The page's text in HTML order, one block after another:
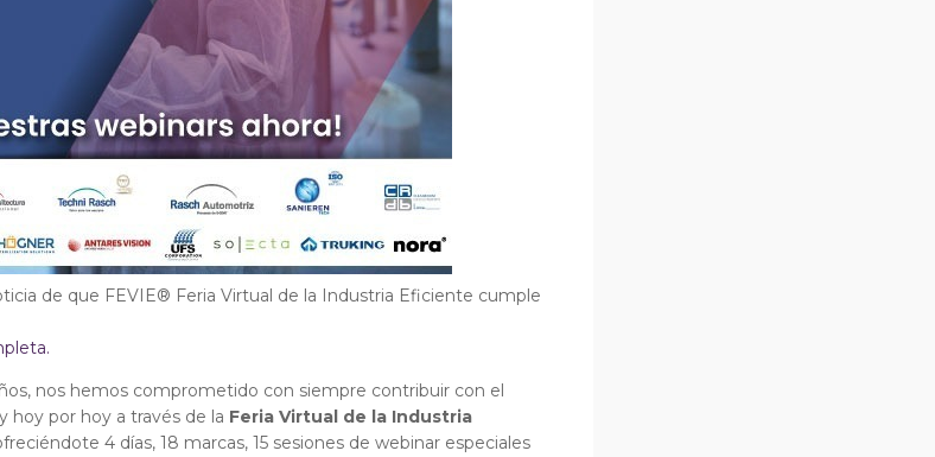
de que FEVIE® Feria Virtual de la Industria Eficiente cumple
nos hemos comprometido con siempre contribuir con el
hoy por hoy a través de la Feria Virtual de la Industria
4 días, 18 marcas, 15 sesiones de webinar especiales